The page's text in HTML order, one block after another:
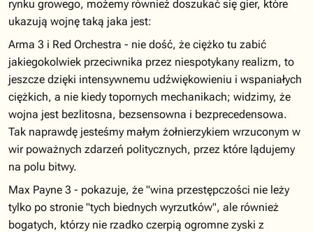
rynku growego, możemy również doszukać się gier, które
ukazują wojnę taką jaka jest:
Arma 3 i Red Orchestra - nie dość, że ciężko tu zabić
jakiegokolwiek przeciwnika przez niespotykany realizm, to
jeszcze dzięki intensywnemu udźwiękowieniu i wspaniałych
ciężkich, a nie kiedy topornych mechanikach; widzimy, że
wojna jest bezlitosna, bezsensowna i bezprecedensowa.
Tak naprawdę jesteśmy małym żołnierzykiem wrzuconym w
wir poważnych zdarzeń politycznych, przez które lądujemy
na polu bitwy.
Max Payne 3 - pokazuje, że "wina przestępczości nie leży
tylko po stronie "tych biednych wyrzutków", ale również
bogatych, którzy nie rzadko czerpią ogromne zyski z